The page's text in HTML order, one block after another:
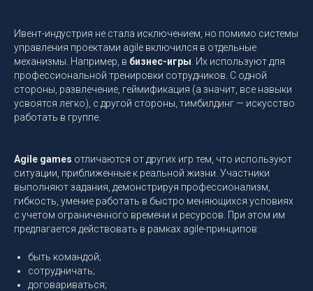
Ивент-индустрия не стала исключением, но помимо системы
управления проектами agile включился в отдельные
механизмы. Например, в бизнес-игры . Их используют для
профессиональной тренировки сотрудников. С одной
стороны, развлечение, геймификация (а значит, все навыки
усвоятся легко), с другой стороны, тимбилдинг — искусство
работать в группе.
Agile games отличаются от других игр тем, что используют
ситуации, приближенные к реальной жизни. Участники
выполняют задания, демонстрируя профессионализм,
гибкость, умение работать в быстро меняющихся условиях
с учетом ограниченного времени и ресурсов. При этом им
предлагается действовать в рамках agile-принципов:
быть командой;
сотрудничать;
договариваться;